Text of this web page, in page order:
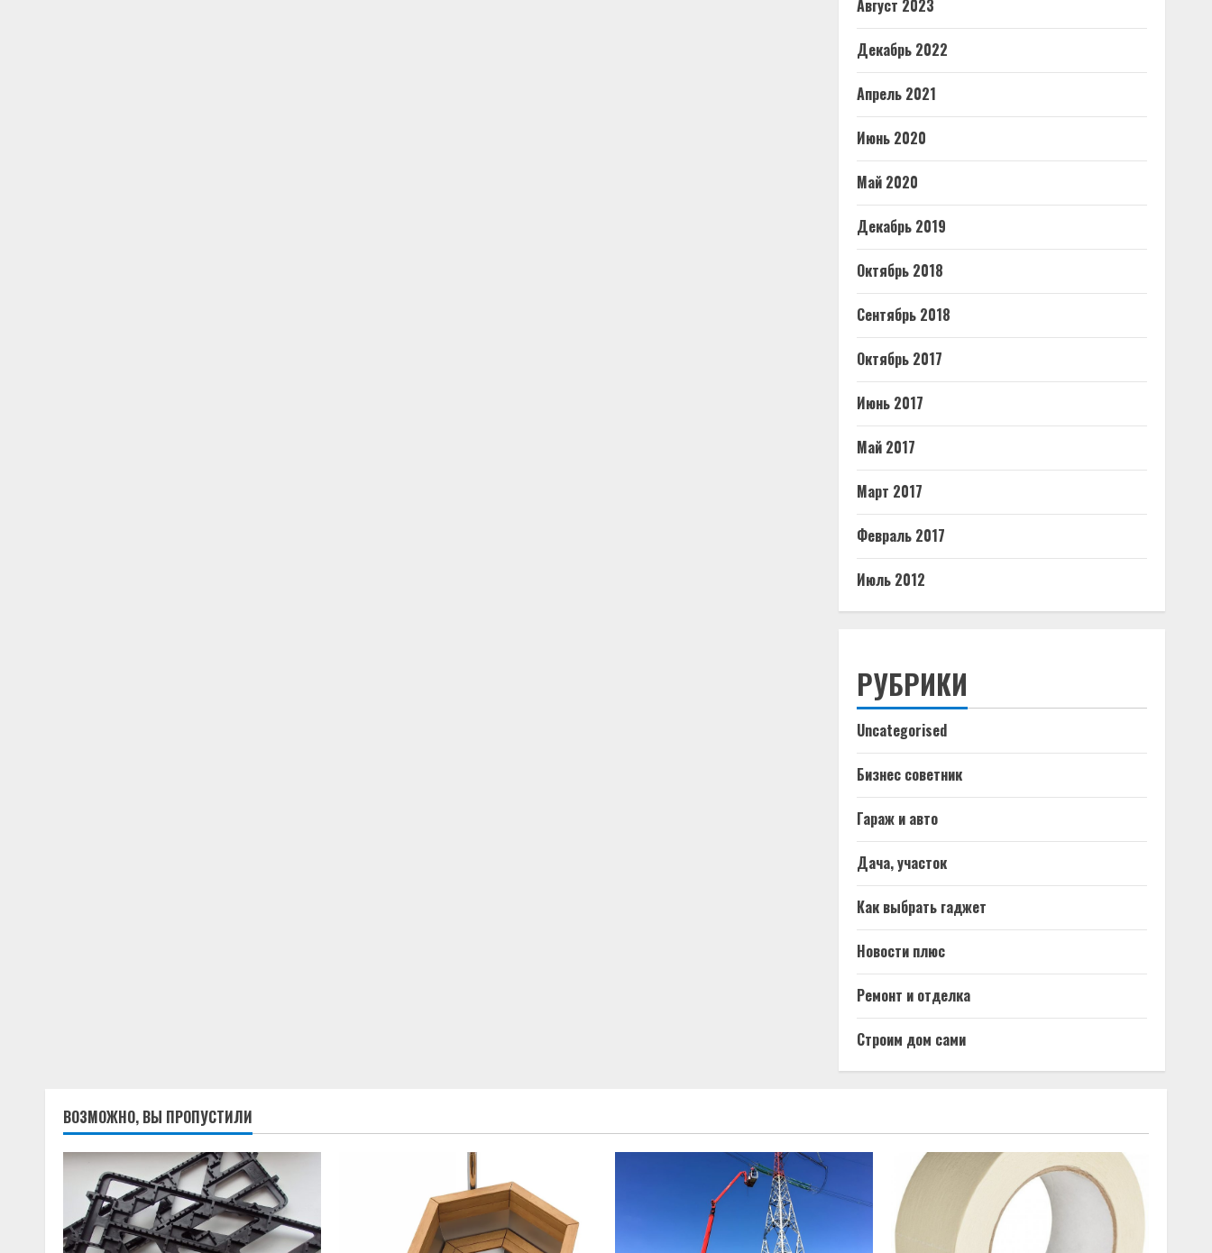
Август 2023
Декабрь 2022
Апрель 2021
Июнь 2020
Май 2020
Декабрь 2019
Октябрь 2018
Сентябрь 2018
Октябрь 2017
Июнь 2017
Май 2017
Март 2017
Февраль 2017
Июль 2012
РУБРИКИ
Uncategorised
Бизнес советник
Гараж и авто
Дача, участок
Как выбрать гаджет
Новости плюс
Ремонт и отделка
Строим дом сами
ВОЗМОЖНО, ВЫ ПРОПУСТИЛИ